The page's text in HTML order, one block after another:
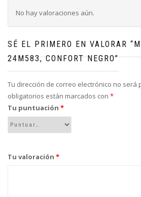
No hay valoraciones aún.
SÉ EL PRIMERO EN VALORAR
24M583, CONFORT NEGRO”
Tu dirección de correo electrónico no será
obligatorios están marcados con *
Tu puntuación *
Tu valoración *